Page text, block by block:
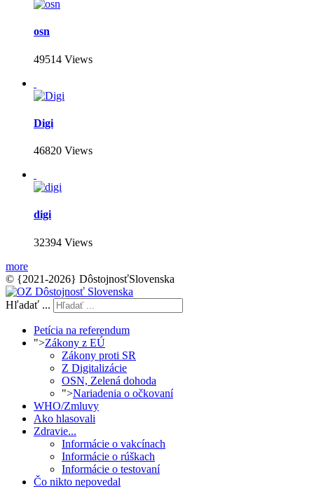
osn
49514 Views
Digi
46820 Views
digi
32394 Views
more
© {2021-2026} DôstojnosťSlovenska
Hľadať ...
Petícia na referendum
">Zákony z EÚ
Zákony proti SR
Z Digitalizácie
OSN, Zelená dohoda
">Nariadenia o očkovaní
WHO/Zmluvy
Ako hlasovali
Zdravie...
Informácie o vakcínach
Informácie o rúškach
Informácie o testovaní
Čo nikto nepovedal